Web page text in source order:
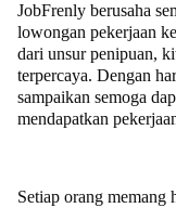
JobFrenly berusaha
lowongan pekerjaan
dari unsur penipuan,
terpercaya. Dengan
sampaikan semoga
mendapatkan
Setiap orang memang